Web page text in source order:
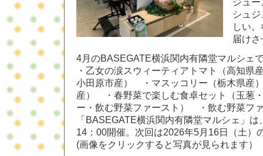
ジュ
シュ
しい
届け
4月のBASEGATE横浜関内有隣堂マルシェ
・乙女の涙スウィーティアトマト（高知
小田原市産） ・マスッコリー（栃木県産
産） ・春野菜で楽しむ食卓セット（玉葱
ー・飲む野菜ファースト） ・飲む野菜フ
「BASEGATE横浜関内有隣堂マルシェ」
14：00開催。次回は2026年5月16日（土）
(画像をクリックすると写真が見られます）